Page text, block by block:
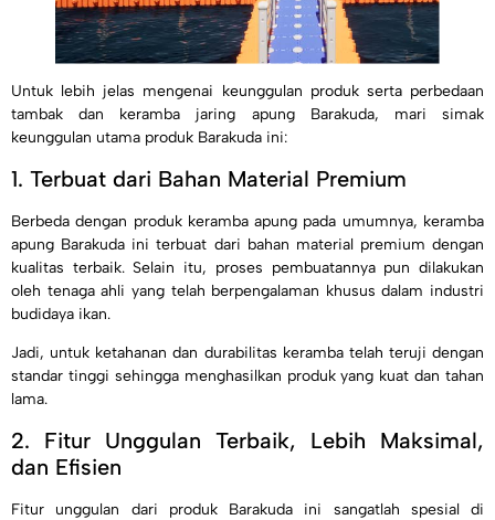
Untuk lebih jelas mengenai keunggulan produk serta perbedaan
tambak dan keramba jaring apung Barakuda, mari simak
keunggulan utama produk Barakuda ini:
1. Terbuat dari Bahan Material Premium
Berbeda dengan produk keramba apung pada umumnya, keramba
apung Barakuda ini terbuat dari bahan material premium dengan
kualitas terbaik. Selain itu, proses pembuatannya pun dilakukan
oleh tenaga ahli yang telah berpengalaman khusus dalam industri
budidaya ikan.
Jadi, untuk ketahanan dan durabilitas keramba telah teruji dengan
standar tinggi sehingga menghasilkan produk yang kuat dan tahan
lama.
2. Fitur Unggulan Terbaik, Lebih Maksimal,
dan Efisien
Fitur unggulan dari produk Barakuda ini sangatlah spesial di